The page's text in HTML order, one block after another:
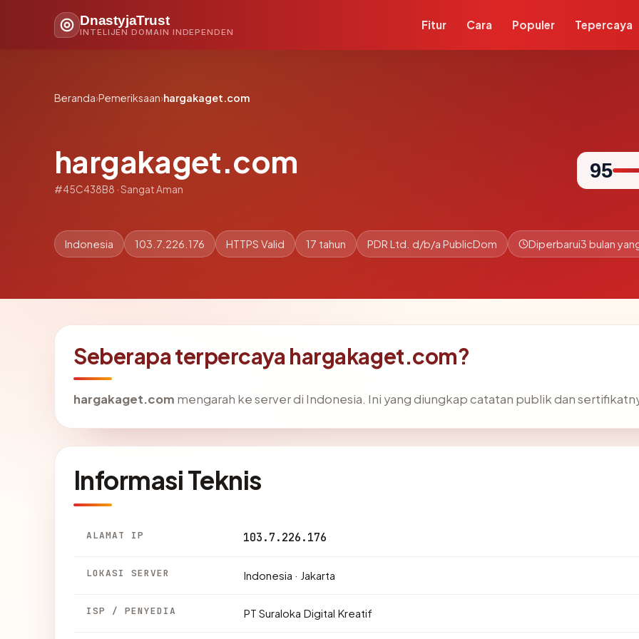
DnastyjaTrust
INTELIJEN DOMAIN INDEPENDEN
Fitur Cara Populer Tepercaya
Beranda›Pemeriksaan›hargakaget.com
hargakaget.com
#45C438B8 · Sangat Aman
95
Indonesia 103.7.226.176 HTTPS Valid 17 tahun PDR Ltd. d/b/a PublicDom Diperbarui3 bulan
Seberapa terpercaya hargakaget.com?
hargakaget.com mengarah ke server di Indonesia. Ini yang diungkap catatan publik dan
Informasi Teknis
ALAMAT IP 103.7.226.176
LOKASI SERVER Indonesia · Jakarta
ISP / PENYEDIA PT Suraloka Digital Kreatif